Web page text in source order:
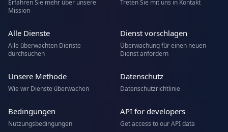
Erfahren Sie mehr über unsere
Mission
Treten Sie mit uns in Kontakt
Alle Dienste
Alle überwachten Dienste
durchsuchen
Dienst vorschlagen
Überwachung für einen neuen
Dienst anfordern
Unsere Methode
Wie wir Dienste überwachen
Datenschutz
Datenschutzrichtlinie
Bedingungen
Nutzungsbedingungen
API for developers
Get access to our API data